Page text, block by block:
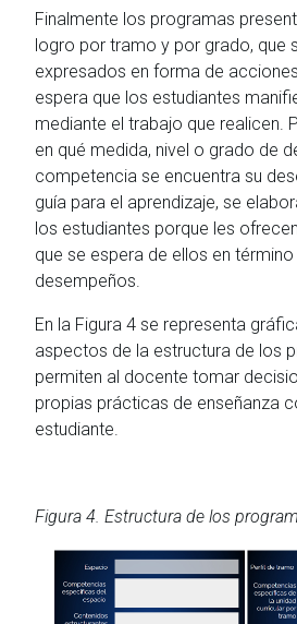
Finalmente los programas
logro por tramo y por grado, que
expresados en forma de
espera que los estudiantes
mediante el trabajo que realicen.
en qué medida, nivel o grado de
competencia se encuentra su
guía para el aprendizaje, se
los estudiantes porque les
que se espera de ellos en término
desempeños.
En la Figura 4 se representa
aspectos de la estructura de los
permiten al docente tomar
propias prácticas de enseñanza
estudiante.
Figura 4. Estructura de los